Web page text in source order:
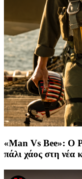
«Man Vs Bee»: Ο
πάλι χάος στη νέα